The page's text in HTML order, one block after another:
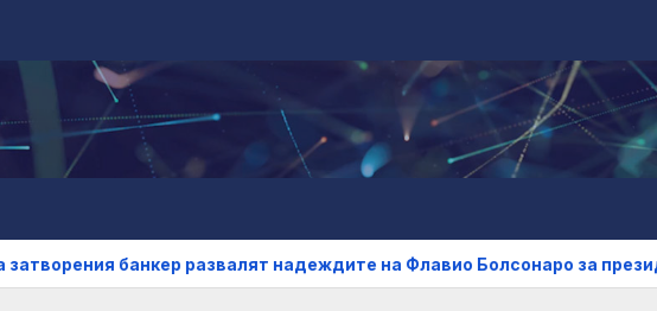
банкер развалят надеждите на Флавио Болсонаро за президент на